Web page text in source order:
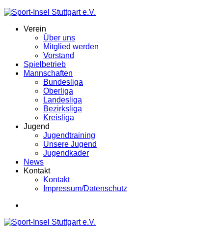
Verein
Über uns
Mitglied werden
Vorstand
Spielbetrieb
Mannschaften
Bundesliga
Oberliga
Landesliga
Bezirksliga
Kreisliga
Jugend
Jugendtraining
Unsere Jugend
Jugendkader
News
Kontakt
Kontakt
Impressum/Datenschutz